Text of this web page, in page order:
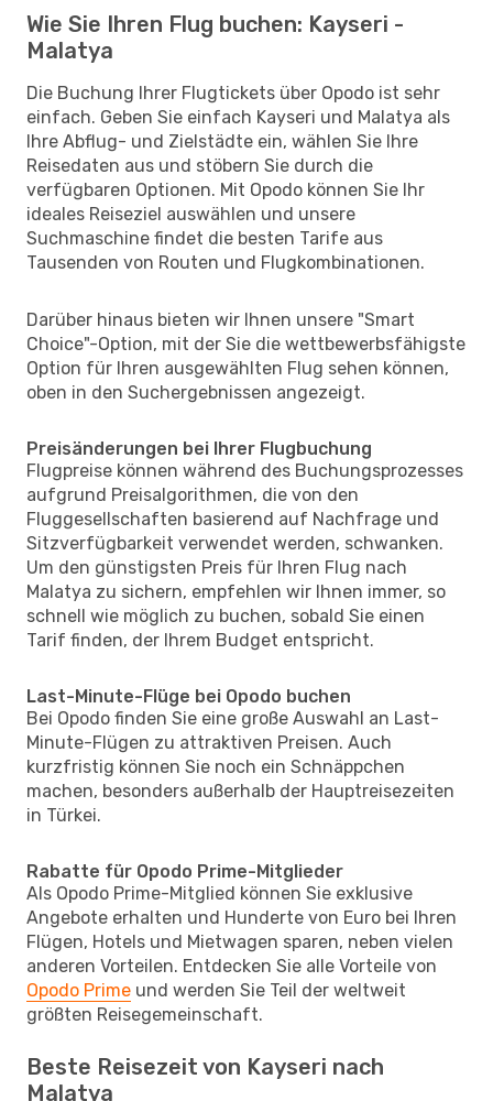
Wie Sie Ihren Flug buchen: Kayseri -
Malatya
Die Buchung Ihrer Flugtickets über Opodo ist sehr
einfach. Geben Sie einfach Kayseri und Malatya als
Ihre Abflug- und Zielstädte ein, wählen Sie Ihre
Reisedaten aus und stöbern Sie durch die
verfügbaren Optionen. Mit Opodo können Sie Ihr
ideales Reiseziel auswählen und unsere
Suchmaschine findet die besten Tarife aus
Tausenden von Routen und Flugkombinationen.
Darüber hinaus bieten wir Ihnen unsere "Smart
Choice"-Option, mit der Sie die wettbewerbsfähigste
Option für Ihren ausgewählten Flug sehen können,
oben in den Suchergebnissen angezeigt.
Preisänderungen bei Ihrer Flugbuchung
Flugpreise können während des Buchungsprozesses
aufgrund Preisalgorithmen, die von den
Fluggesellschaften basierend auf Nachfrage und
Sitzverfügbarkeit verwendet werden, schwanken.
Um den günstigsten Preis für Ihren Flug nach
Malatya zu sichern, empfehlen wir Ihnen immer, so
schnell wie möglich zu buchen, sobald Sie einen
Tarif finden, der Ihrem Budget entspricht.
Last-Minute-Flüge bei Opodo buchen
Bei Opodo finden Sie eine große Auswahl an Last-
Minute-Flügen zu attraktiven Preisen. Auch
kurzfristig können Sie noch ein Schnäppchen
machen, besonders außerhalb der Hauptreisezeiten
in Türkei.
Rabatte für Opodo Prime-Mitglieder
Als Opodo Prime-Mitglied können Sie exklusive
Angebote erhalten und Hunderte von Euro bei Ihren
Flügen, Hotels und Mietwagen sparen, neben vielen
anderen Vorteilen. Entdecken Sie alle Vorteile von
Opodo Prime und werden Sie Teil der weltweit
größten Reisegemeinschaft.
Beste Reisezeit von Kayseri nach
Malatya